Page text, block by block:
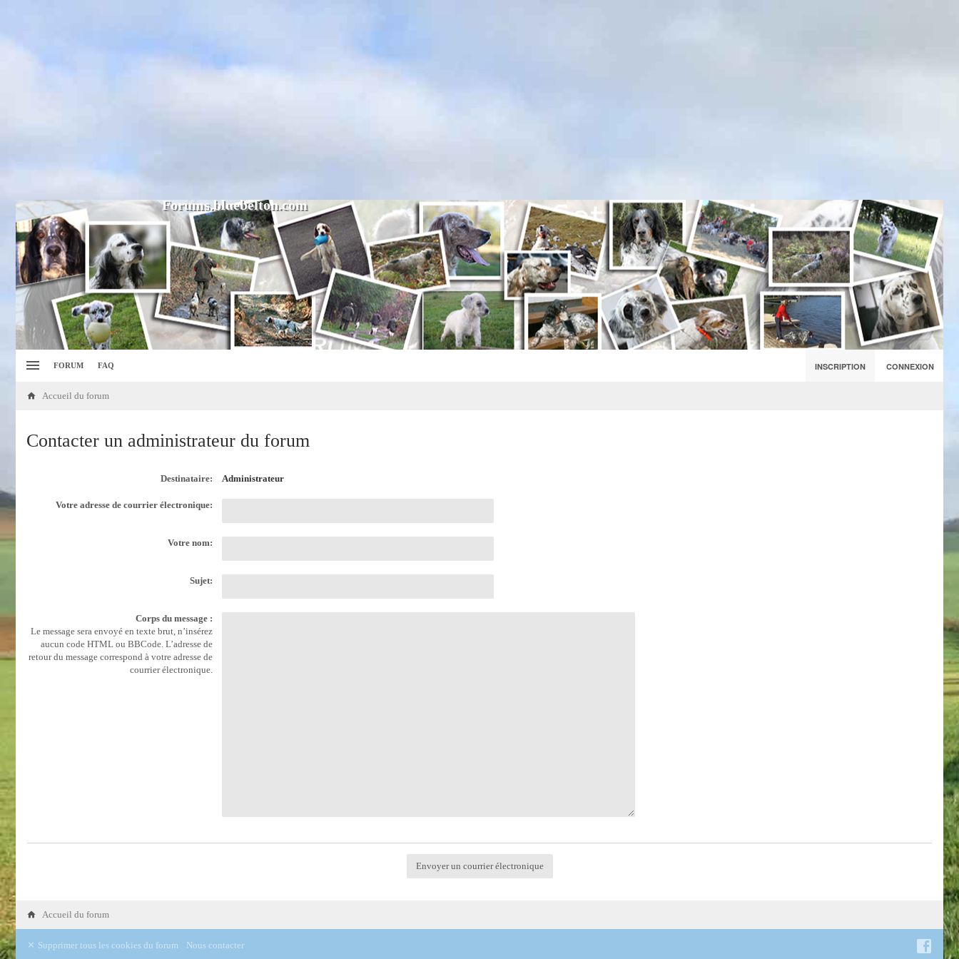
Forums.bluebelton.com
FORUM FAQ INSCRIPTION CONNEXION
Accueil du forum
Contacter un administrateur du forum
Destinataire: Administrateur
Votre adresse de courrier électronique:
Votre nom:
Sujet:
Corps du message :
Le message sera envoyé en texte brut, n’insérez
aucun code HTML ou BBCode. L’adresse de
retour du message correspond à votre adresse de
courrier électronique.
Accueil du forum
Supprimer tous les cookies du forum Nous contacter